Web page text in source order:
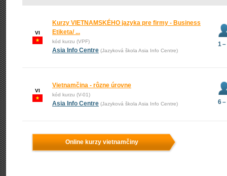
VI
Kurzy VIETNAMSKÉHO jazyka pre firmy - Business
Etiketa/ ...
kód kurzu (VPF)
Asia Info Centre (Jazyková škola Asia Info Centre)
1 –
VI
Vietnamčina - rôzne úrovne
kód kurzu (V-01)
Asia Info Centre (Jazyková škola Asia Info Centre) 6 –
Online kurzy vietnamčiny